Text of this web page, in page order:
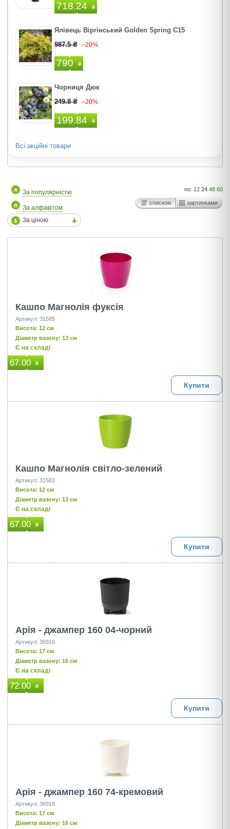
718.24 ₴
Ялівець Віргінський Golden Spring C15
987.5 ₴ –20%
790 ₴
Чорниця Дюк
249.8 ₴ –20%
199.84 ₴
Всі акційні товари
За популярністю
За алфавітом
За ціною
по: 12 24 48 60
списком картинками
Кашпо Магнолія фуксія
Артикул: 31585
Висота: 12 см
Діаметр вазону: 13 см
Є на складі
67.00 ₴
Купити
Кашпо Магнолія світло-зелений
Артикул: 31583
Висота: 12 см
Діаметр вазону: 13 см
Є на складі
67.00 ₴
Купити
Арія - джампер 160 04-чорний
Артикул: 36916
Висота: 17 см
Діаметр вазону: 16 см
Є на складі
72.00 ₴
Купити
Арія - джампер 160 74-кремовий
Артикул: 36918
Висота: 17 см
Діаметр вазону: 16 см